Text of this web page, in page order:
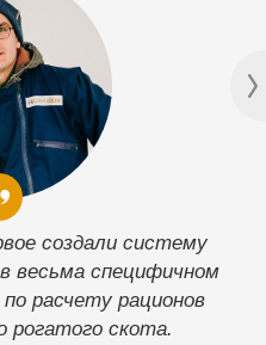
создали систему
весьма специфичном
расчету рационов
рогатого скота.
работают. И
приобретения мной
потребовалась
клуба. Друзья